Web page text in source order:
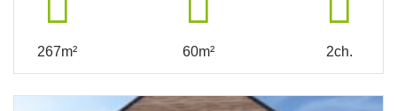
267m² 60m² 2ch.